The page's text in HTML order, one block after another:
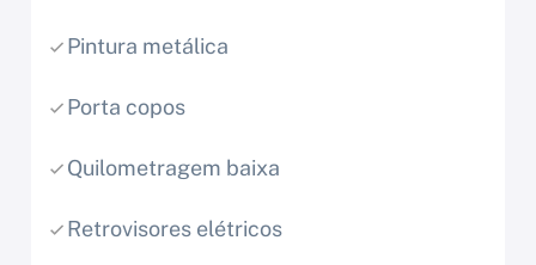
Pintura metálica
Porta copos
Quilometragem baixa
Retrovisores elétricos